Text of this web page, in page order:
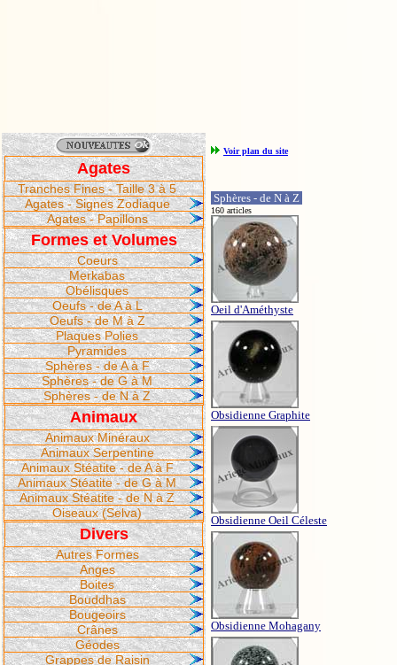
Agates
Tranches Fines - Taille 3 à 5
Agates - Signes Zodiaque
Agates - Papillons
Formes et Volumes
Coeurs
Merkabas
Obélisques
Oeufs - de A à L
Oeufs - de M à Z
Plaques Polies
Pyramides
Sphères - de A à F
Sphères - de G à M
Sphères - de N à Z
Animaux
Animaux Minéraux
Animaux Serpentine
Animaux Stéatite - de A à F
Animaux Stéatite - de G à M
Animaux Stéatite - de N à Z
Oiseaux (Selva)
Divers
Autres Formes
Anges
Boites
Bouddhas
Bougeoirs
Crânes
Géodes
Grappes de Raisin
Voir plan du site
Sphères - de N à Z
160 articles
Oeil d'Améthyste
Obsidienne Graphite
Obsidienne Oeil Céleste
Obsidienne Mohagany